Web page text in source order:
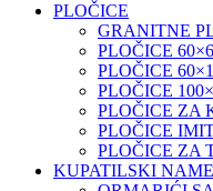
PLOČICE
GRANITNE
PLOČICE
PLOČICE
PLOČICE
PLOČICE ZA
PLOČICE
PLOČICE ZA
KUPATILSKI